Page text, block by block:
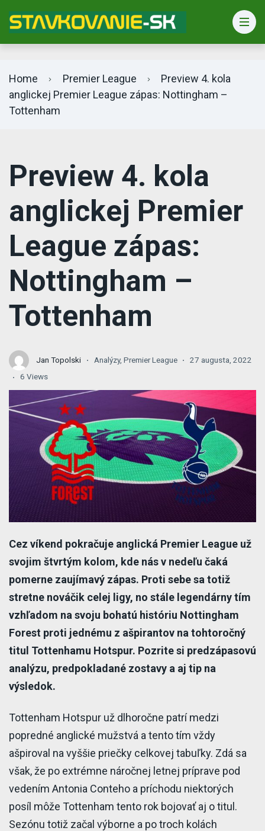
Home Premier League
Preview 4. kola
anglickej Premier League zápas: Nottingham –
Tottenham
Preview 4. kola
anglickej Premier
League zápas:
Nottingham –
Tottenham
Jan Topolski Analýzy, Premier League
27 augusta, 2022
6 Views
Cez víkend pokračuje anglická Premier League už
svojim štvrtým kolom, kde nás v nedeľu čaká
pomerne zaujímavý zápas. Proti sebe sa totiž
stretne nováčik celej ligy, no stále legendárny tím
vzhľadom na svoju bohatú históriu Nottingham
Forest proti jednému z ašpirantov na tohtoročný
titul Tottenhamu Hotspur. Pozrite si predzápasovú
analýzu, predpokladané zostavy a aj tip na
výsledok.
Tottenham Hotspur už dlhoročne patrí medzi
popredné anglické mužstvá a tento tím vždy
ašpiroval na vyššie priečky celkovej tabuľky. Zdá sa
však, že po extrémne náročnej letnej príprave pod
vedením Antonia Conteho a príchodu niektorých
posíl môže Tottenham tento rok bojovať aj o titul.
Sezónu totiž začal výborne a po troch kolách
Bet365 info